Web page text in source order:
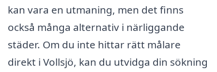
kan vara en utmaning, men det finns
också många alternativ i närliggande
städer. Om du inte hittar rätt målare
direkt i Vollsjö, kan du utvidga din sökning